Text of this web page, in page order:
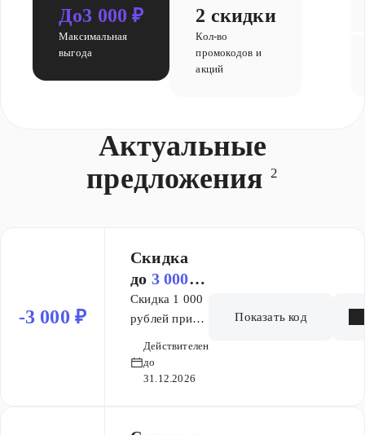
До3 000 ₽
Максимальная
выгода
2 скидки
Кол-во
промокодов и
акций
Актуальные
предложения 2
-3 000 ₽
Скидка
до 3 000 ₽
(б)
Скидка 1 000
рублей при
000 до 69 999
руб. Скидка 2
Действителен
до
31.12.2026
Показать код